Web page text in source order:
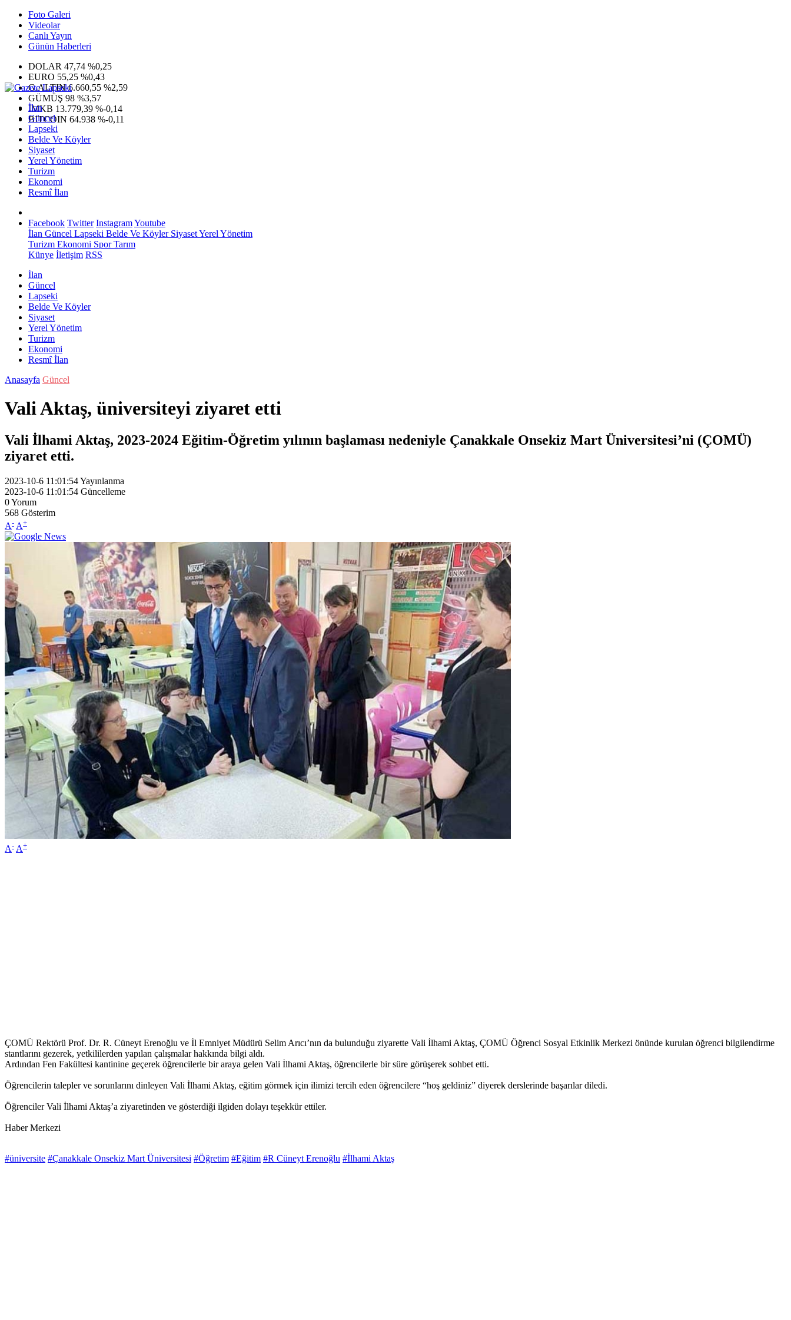
Foto Galeri
Videolar
Canlı Yayın
Günün Haberleri
DOLAR 47,74 %0,25
EURO 55,25 %0,43
G.ALTIN6.660,55 %2,59
GÜMÜŞ 98 %3,57
IMKB 13.779,39 %-0,14
BITCOIN 64.938 %-0,11
İlan
Güncel
Lapseki
Belde Ve Köyler
Siyaset
Yerel Yönetim
Turizm
Ekonomi
Resmî İlan
Facebook Twitter InstagramYoutube
İlan Güncel Lapseki Belde Ve KöylerSiyasetYerel Yönetim
Turizm Ekonomi SporTarım
Künye İletişim RSS
İlan
Güncel
Lapseki
Belde Ve Köyler
Siyaset
Yerel Yönetim
Turizm
Ekonomi
Resmî İlan
Anasayfa Güncel
Vali Aktaş, üniversiteyi ziyaret etti
Vali İlhami Aktaş, 2023-2024 Eğitim-Öğretim yılının başlaması nedeniyle Çanakkale Onsekiz Mart Üniversitesi’ni (ÇOMÜ)
ziyaret etti.
2023-10-6 11:01:54Yayınlanma
2023-10-6 11:01:54 Güncelleme
0Yorum
568 Gösterim
A- A+
A- A+
ÇOMÜ Rektörü Prof. Dr. R. Cüneyt Erenoğlu ve İl Emniyet Müdürü Selim Arıcı’nın da bulunduğu ziyarette Vali İlhami Aktaş, ÇOMÜ Öğrenci Sosyal Etkinlik Merkezi önünde kurulan öğrenci bilgilendirme
stantlarını gezerek, yetkililerden yapılan çalışmalar hakkında bilgi aldı.
Ardından Fen Fakültesi kantinine geçerek öğrencilerle bir araya gelen Vali İlhami Aktaş, öğrencilerle bir süre görüşerek sohbet etti.
Öğrencilerin talepler ve sorunlarını dinleyen Vali İlhami Aktaş, eğitim görmek için ilimizi tercih eden öğrencilere “hoş geldiniz” diyerek derslerinde başarılar diledi.
Öğrenciler Vali İlhami Aktaş’a ziyaretinden ve gösterdiği ilgiden dolayı teşekkür ettiler.
Haber Merkezi
#üniversite #Çanakkale Onsekiz Mart Üniversitesi #Öğretim #Eğitim #R Cüneyt Erenoğlu #İlhami Aktaş